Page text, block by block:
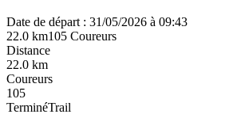
Date de départ : 31/05/2026 à 09:43
22.0 km105 Coureurs
Distance
22.0 km
Coureurs
105
TerminéTrail